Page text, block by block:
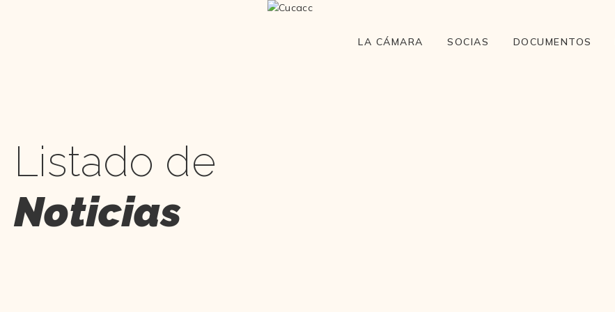
LA CÁMARA SOCIAS DOCUMENTOS
Listado de
Noticias